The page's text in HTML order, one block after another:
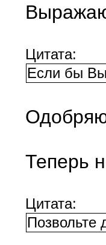
Цитата:
Если бы Вы
Теперь
Цитата:
Позвольте